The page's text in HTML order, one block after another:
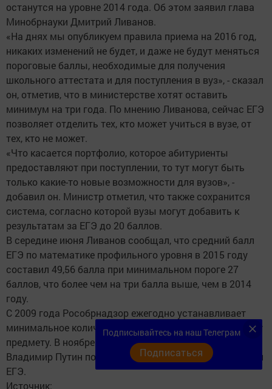
останутся на уровне 2014 года. Об этом заявил глава
Минобрнауки Дмитрий Ливанов.
«На днях мы опубликуем правила приема на 2016 год,
никаких изменений не будет, и даже не будут меняться
пороговые баллы, необходимые для получения
школьного аттестата и для поступления в вуз», - сказал
он, отметив, что в министерстве хотят оставить
минимум на три года. По мнению Ливанова, сейчас ЕГЭ
позволяет отделить тех, кто может учиться в вузе, от
тех, кто не может.
«Что касается портфолио, которое абитуриенты
предоставляют при поступлении, то тут могут быть
только какие-то новые возможности для вузов», -
добавил он. Министр отметил, что также сохранится
система, согласно которой вузы могут добавить к
результатам за ЕГЭ до 20 баллов.
В середине июня Ливанов сообщал, что средний балл
ЕГЭ по математике профильного уровня в 2015 году
составил 49,56 балла при минимальном пороге 27
баллов, что более чем на три балла выше, чем в 2014
году.
С 2009 года Рособрнадзор ежегодно устанавливает
минимальное количество тестовых баллов по каждому
предмету. В ноябре 2014 года президент России
Владимир Путин поручил повысить минимальный балл
ЕГЭ.
Источник:
Подписывайтесь на наш Телеграм
Подписаться